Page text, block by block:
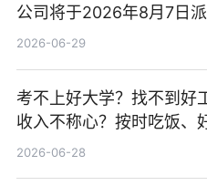
公司将于2026年8月7日
期股息每股人民币0.013元
2026-06-29
考不上好大学？找不到好
收入不称心？按时吃饭、
觉
2026-06-28